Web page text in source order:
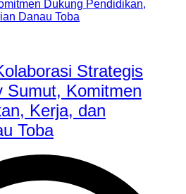
Strategis
Sumut, Komitmen
Kerja, dan
Toba